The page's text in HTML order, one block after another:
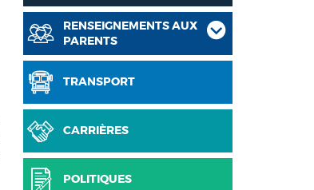
RENSEIGNEMENTS AUX
PARENTS
TRANSPORT
CARRIÈRES
POLITIQUES